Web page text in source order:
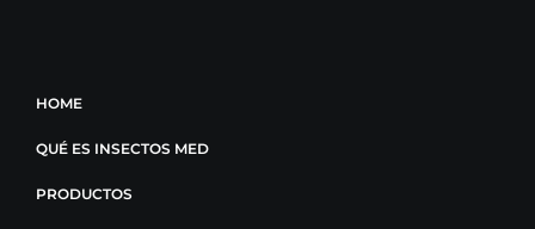
HOME
QUÉ ES INSECTOS MED
PRODUCTOS